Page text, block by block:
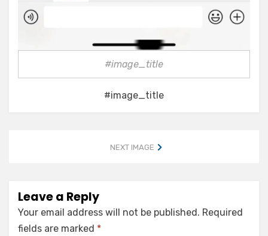
#image_title
#image_title
NEXT IMAGE
Leave a Reply
Your email address will not be published. Required
fields are marked *